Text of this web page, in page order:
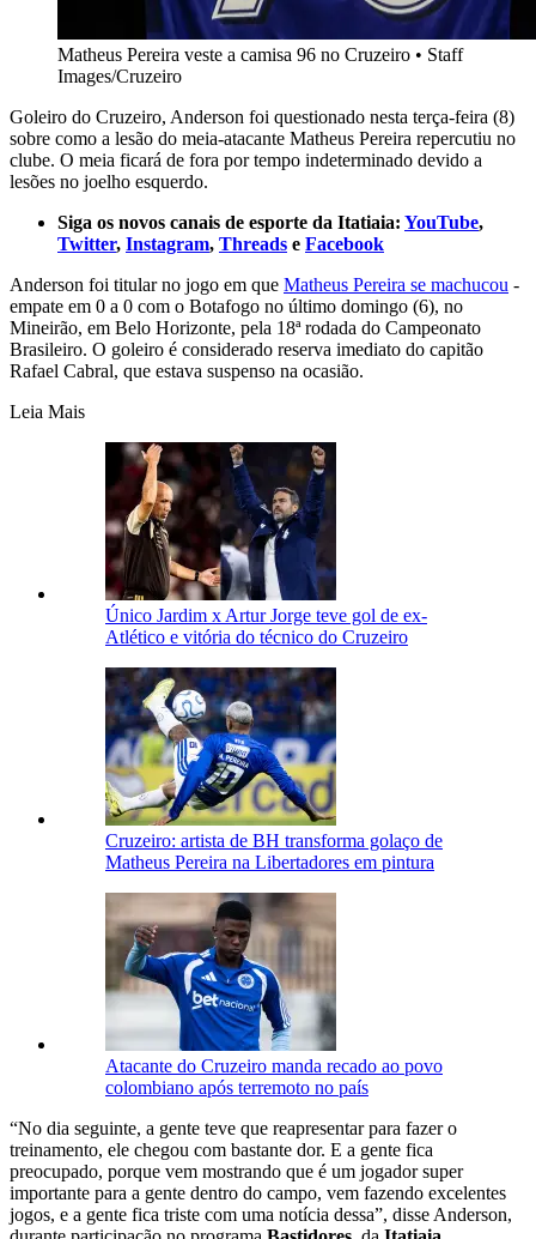
Matheus Pereira veste a camisa 96 no Cruzeiro • Staff
Images/Cruzeiro
Goleiro do Cruzeiro, Anderson foi questionado nesta terça-feira (8)
sobre como a lesão do meia-atacante Matheus Pereira repercutiu no
clube. O meia ficará de fora por tempo indeterminado devido a
lesões no joelho esquerdo.
Siga os novos canais de esporte da Itatiaia: YouTube,
Twitter, Instagram, Threads e Facebook
Anderson foi titular no jogo em que Matheus Pereira se machucou -
empate em 0 a 0 com o Botafogo no último domingo (6), no
Mineirão, em Belo Horizonte, pela 18ª rodada do Campeonato
Brasileiro. O goleiro é considerado reserva imediato do capitão
Rafael Cabral, que estava suspenso na ocasião.
Leia Mais
Único Jardim x Artur Jorge teve gol de ex-
Atlético e vitória do técnico do Cruzeiro
Cruzeiro: artista de BH transforma golaço de
Matheus Pereira na Libertadores em pintura
Atacante do Cruzeiro manda recado ao povo
colombiano após terremoto no país
“No dia seguinte, a gente teve que reapresentar para fazer o
treinamento, ele chegou com bastante dor. E a gente fica
preocupado, porque vem mostrando que é um jogador super
importante para a gente dentro do campo, vem fazendo excelentes
jogos, e a gente fica triste com uma notícia dessa”, disse Anderson,